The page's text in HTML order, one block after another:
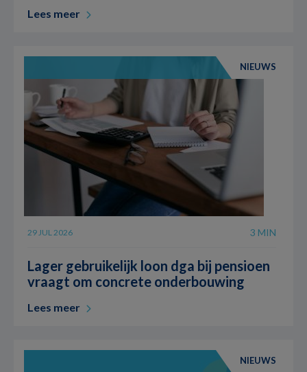
Lees meer
NIEUWS
29 JUL 2026 3 MIN
Lager gebruikelijk loon dga bij pensioen
vraagt om concrete onderbouwing
Lees meer
NIEUWS